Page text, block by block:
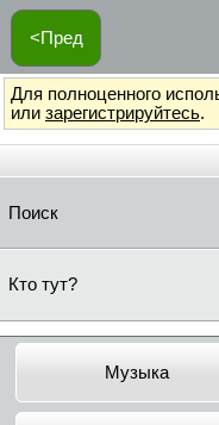
<Пред
Для полноценного
или зарегистрируйтесь.
Поиск
Кто тут?
Музыка